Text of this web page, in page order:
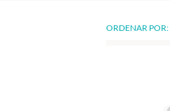
ORDENAR POR: